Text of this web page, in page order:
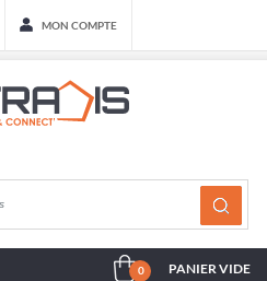
MON COMPTE
0 PANIER VIDE